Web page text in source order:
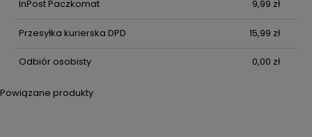
InPost Paczkomat 9,99 zł
Przesyłka kurierska DPD 15,99 zł
Odbiór osobisty 0,00 zł
Powiązane produkty